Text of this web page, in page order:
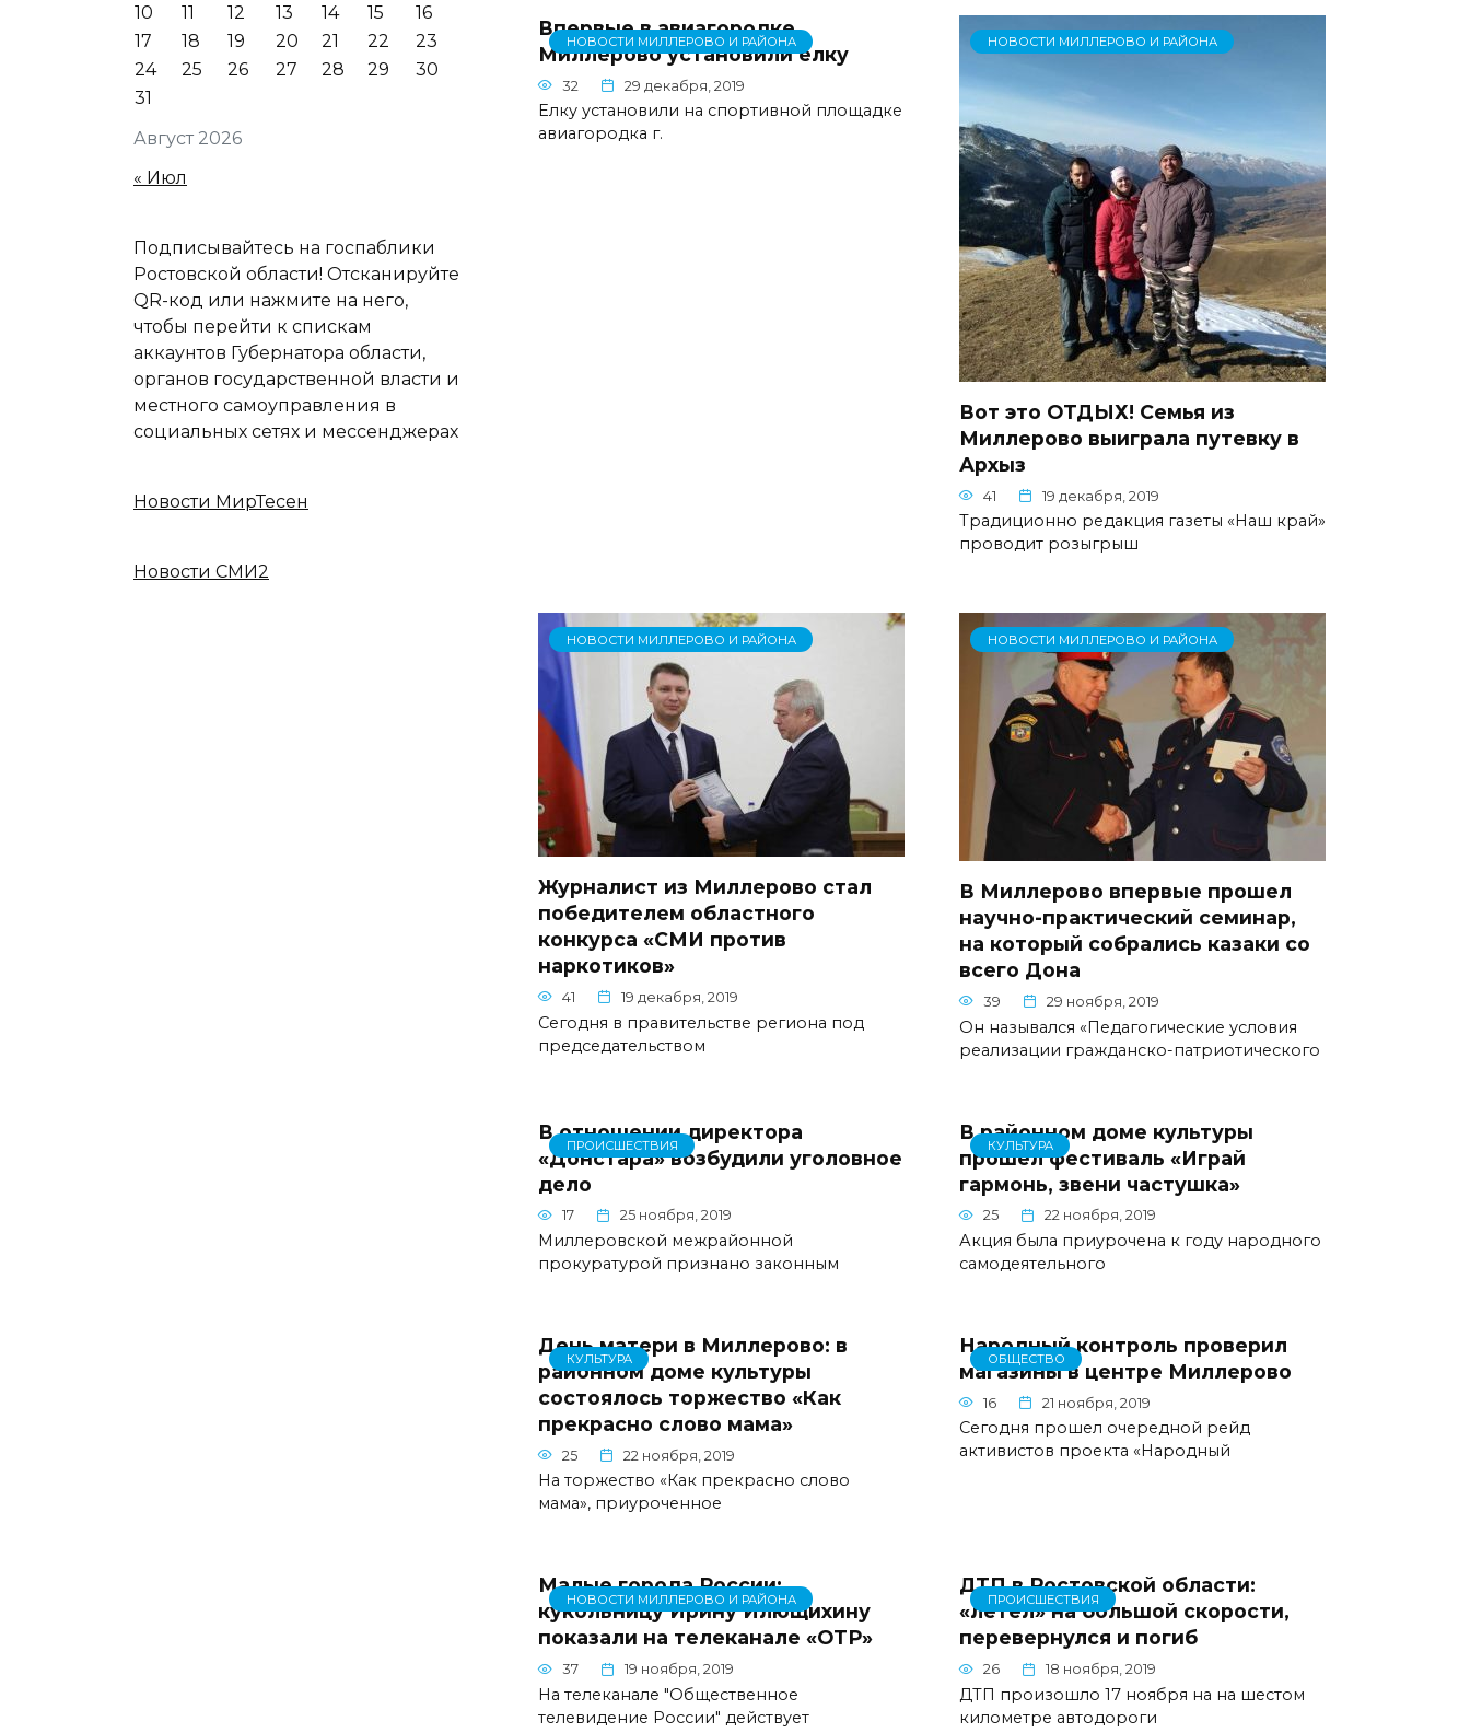
НОВОСТИ МИЛЛЕРОВО И РАЙОНА
Впервые в авиагородке
Миллерово установили елку
32 29 декабря, 2019
Елку установили на спортивной площадке
авиагородка г.
НОВОСТИ МИЛЛЕРОВО И РАЙОНА
Вот это ОТДЫХ! Семья из
Миллерово выиграла путевку в
Архыз
41 19 декабря, 2019
Традиционно редакция газеты «Наш край»
проводит розыгрыш
НОВОСТИ МИЛЛЕРОВО И РАЙОНА
Журналист из Миллерово стал
победителем областного
конкурса «СМИ против
наркотиков»
41 19 декабря, 2019
Сегодня в правительстве региона под
председательством
НОВОСТИ МИЛЛЕРОВО И РАЙОНА
В Миллерово впервые прошел
научно-практический семинар,
на который собрались казаки со
всего Дона
39 29 ноября, 2019
Он назывался «Педагогические условия
реализации гражданско-патриотического
ПРОИСШЕСТВИЯ
В отношении директора
«Донстара» возбудили уголовное
дело
17 25 ноября, 2019
Миллеровской межрайонной
прокуратурой признано законным
КУЛЬТУРА
В районном доме культуры
прошел фестиваль «Играй
гармонь, звени частушка»
25 22 ноября, 2019
Акция была приурочена к году народного
самодеятельного
КУЛЬТУРА
День матери в Миллерово: в
районном доме культуры
состоялось торжество «Как
прекрасно слово мама»
25 22 ноября, 2019
На торжество «Как прекрасно слово
мама», приуроченное
ОБЩЕСТВО
Народный контроль проверил
магазины в центре Миллерово
16 21 ноября, 2019
Сегодня прошел очередной рейд
активистов проекта «Народный
НОВОСТИ МИЛЛЕРОВО И РАЙОНА
Малые города России:
кукольницу Ирину Илющихину
показали на телеканале «ОТР»
37 19 ноября, 2019
На телеканале "Общественное
телевидение России" действует
ПРОИСШЕСТВИЯ
ДТП в Ростовской области:
«летел» на большой скорости,
перевернулся и погиб
26 18 ноября, 2019
ДТП произошло 17 ноября на на шестом
километре автодороги
Август 2026
10
11 12 13 14 15
16
17
18 19 20 21 22
23
24
25 26 27 28 29
30
31
« Июл
Подписывайтесь на госпаблики
Ростовской области! Отсканируйте
QR-код или нажмите на него,
чтобы перейти к спискам
аккаунтов Губернатора области,
органов государственной власти и
местного самоуправления в
социальных сетях и мессенджерах
Новости МирТесен
Новости СМИ2